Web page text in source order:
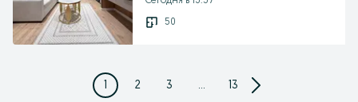
50
1 2 3 ... 13